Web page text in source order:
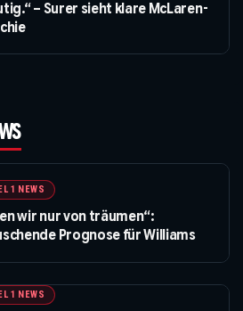
– Surer sieht klare McLaren-
1 NEWS
wir nur von träumen“:
Prognose für Williams
1 NEWS